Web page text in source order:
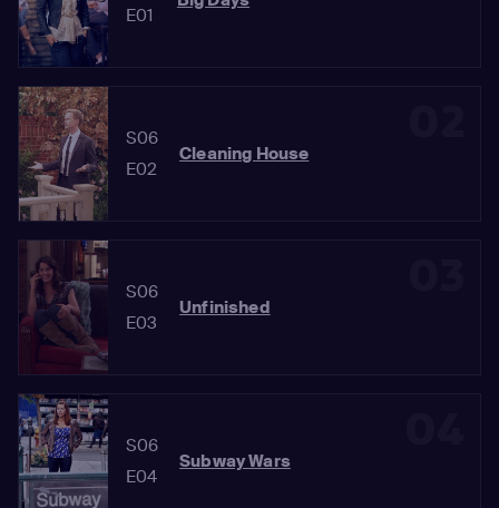
E01
S06
E02
Cleaning House
S06
E03
Unfinished
S06
E04
Subway Wars